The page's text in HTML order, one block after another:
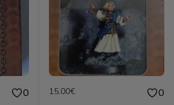
0 15.00€ 0